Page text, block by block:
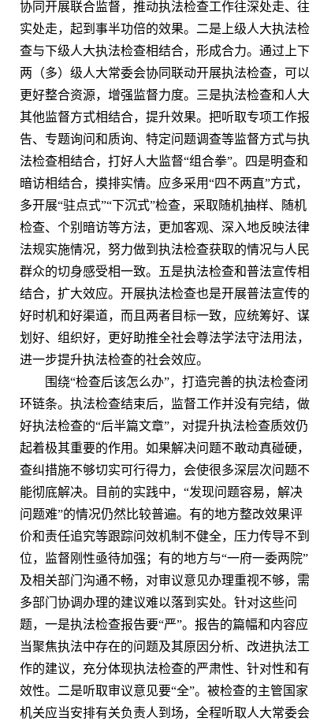
协同开展联合监督，推动执法检查工作往深处走、往
实处走，起到事半功倍的效果。二是上级人大执法检
查与下级人大执法检查相结合，形成合力。通过上下
两（多）级人大常委会协同联动开展执法检查，可以
更好整合资源，增强监督力度。三是执法检查和人大
其他监督方式相结合，提升效果。把听取专项工作报
告、专题询问和质询、特定问题调查等监督方式与执
法检查相结合，打好人大监督“组合拳”。四是明查和
暗访相结合，摸排实情。应多采用“四不两直”方式，
多开展“驻点式”“下沉式”检查，采取随机抽样、随机
检查、个别暗访等方法，更加客观、深入地反映法律
法规实施情况，努力做到执法检查获取的情况与人民
群众的切身感受相一致。五是执法检查和普法宣传相
结合，扩大效应。开展执法检查也是开展普法宣传的
好时机和好渠道，而且两者目标一致，应统筹好、谋
划好、组织好，更好助推全社会尊法学法守法用法，
进一步提升执法检查的社会效应。
围绕“检查后该怎么办”，打造完善的执法检查闭
环链条。执法检查结束后，监督工作并没有完结，做
好执法检查的“后半篇文章”，对提升执法检查质效仍
起着极其重要的作用。如果解决问题不敢动真碰硬，
查纠措施不够切实可行得力，会使很多深层次问题不
能彻底解决。目前的实践中，“发现问题容易，解决
问题难”的情况仍然比较普遍。有的地方整改效果评
价和责任追究等跟踪问效机制不健全，压力传导不到
位，监督刚性亟待加强；有的地方与“一府一委两院”
及相关部门沟通不畅，对审议意见办理重视不够，需
多部门协调办理的建议难以落到实处。针对这些问
题，一是执法检查报告要“严”。报告的篇幅和内容应
当聚焦执法中存在的问题及其原因分析、改进执法工
作的建议，充分体现执法检查的严肃性、针对性和有
效性。二是听取审议意见要“全”。被检查的主管国家
机关应当安排有关负责人到场，全程听取人大常委会